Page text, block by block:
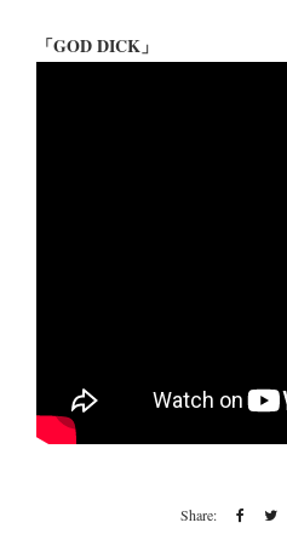
「GOD DICK」